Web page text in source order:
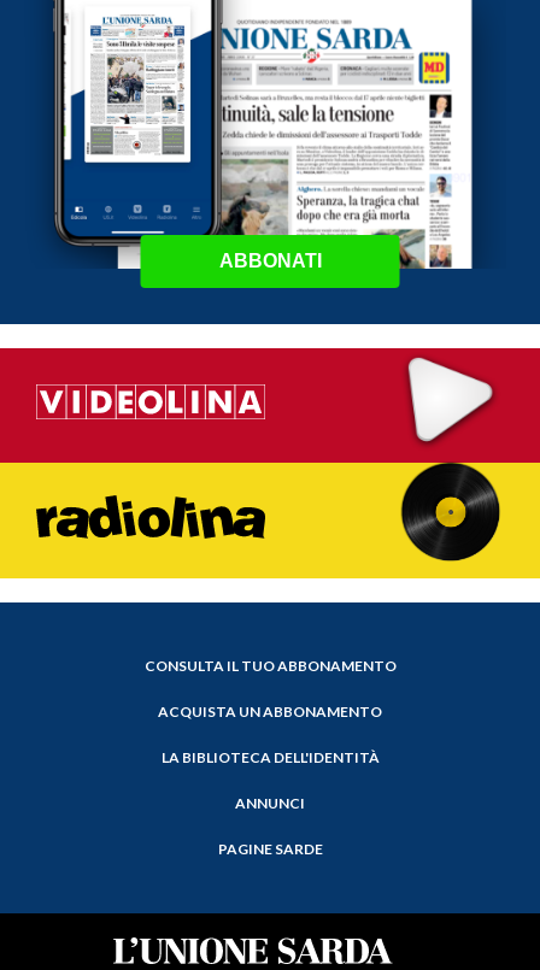
ABBONATI
CONSULTA IL TUO ABBONAMENTO
ACQUISTA UN ABBONAMENTO
LA BIBLIOTECA DELL'IDENTITÀ
ANNUNCI
PAGINE SARDE